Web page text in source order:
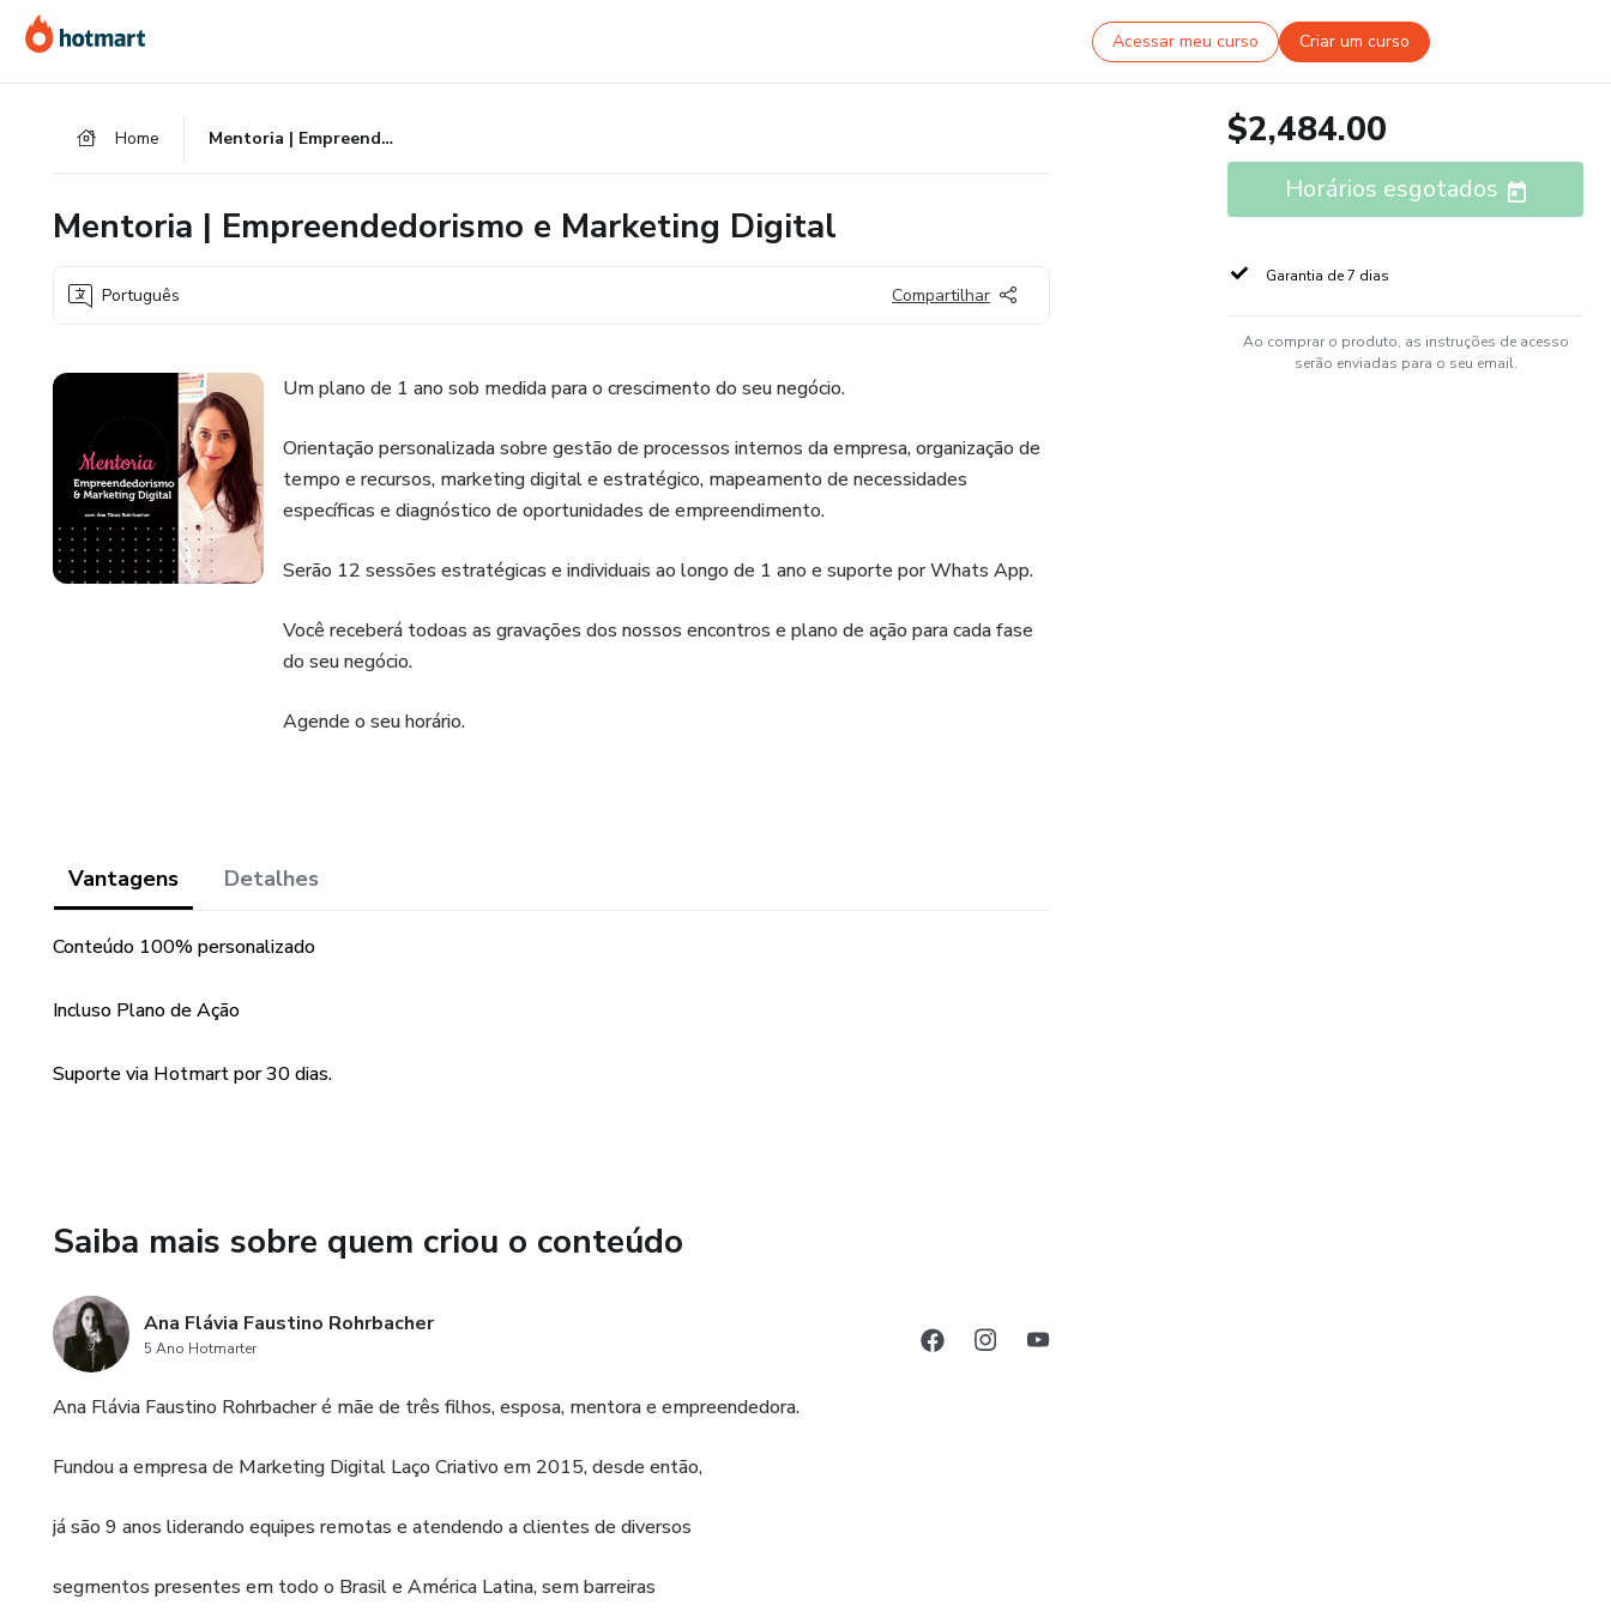
para
o
para
o
para
o
Acessar meu curso Criar um curso
Home Mentoria | Empreendedorismo e Marketing Digital
Mentoria | Empreendedorismo e Marketing Digital
Português Compartilhar
Um plano de 1 ano sob medida para o crescimento do seu negócio.
Orientação personalizada sobre gestão de processos internos da empresa, organização de
tempo e recursos, marketing digital e estratégico, mapeamento de necessidades
específicas e diagnóstico de oportunidades de empreendimento.
Serão 12 sessões estratégicas e individuais ao longo de 1 ano e suporte por Whats App.
Você receberá todoas as gravações dos nossos encontros e plano de ação para cada fase
do seu negócio.
Agende o seu horário.
Vantagens Detalhes
Conteúdo 100% personalizado
Incluso Plano de Ação
Suporte via Hotmart por 30 dias.
Saiba mais sobre quem criou o conteúdo
Ana Flávia Faustino Rohrbacher
5 Ano Hotmarter
Ana Flávia Faustino Rohrbacher é mãe de três filhos, esposa, mentora e empreendedora.
Fundou a empresa de Marketing Digital Laço Criativo em 2015, desde então,
já são 9 anos liderando equipes remotas e atendendo a clientes de diversos
segmentos presentes em todo o Brasil e América Latina, sem barreiras
$2,484.00
Horários esgotados
Garantia de 7 dias
Ao comprar o produto, as instruções de acesso
serão enviadas para o seu email.